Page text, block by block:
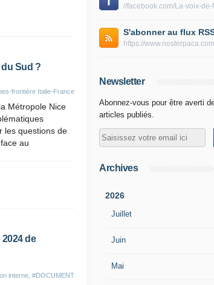
du Sud ?
frontière Italie-France
Métropole Nice
les questions de
au
de
interne #DOCUMENT
S'abonner au flux
https://
Newsletter
Abonnez-vous pour être averti
articles publiés.
Archives
2026
Juillet
Juin
Mai